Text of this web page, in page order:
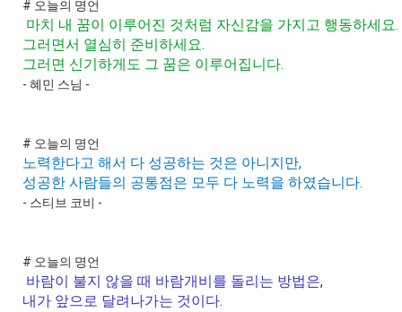
# 오늘의 명언
마치 내 꿈이 이루어진 것처럼 자신감을 가지고 행동하세요.
그러면서 열심히 준비하세요.
그러면 신기하게도 그 꿈은 이루어집니다.
- 혜민 스님 -
# 오늘의 명언
노력한다고 해서 다 성공하는 것은 아니지만,
성공한 사람들의 공통점은 모두 다 노력을 하였습니다.
- 스티브 코비 -
# 오늘의 명언
바람이 불지 않을 때 바람개비를 돌리는 방법은,
내가 앞으로 달려나가는 것이다.